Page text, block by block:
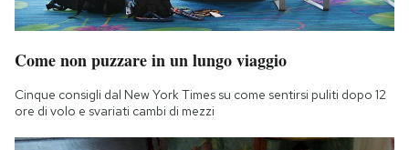
Come non puzzare in un lungo viaggio
Cinque consigli dal New York Times su come sentirsi puliti dopo 12
ore di volo e svariati cambi di mezzi